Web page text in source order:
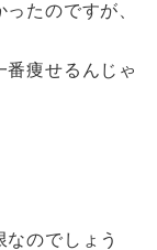
たのですが、
番痩せるんじゃ
のでしょう